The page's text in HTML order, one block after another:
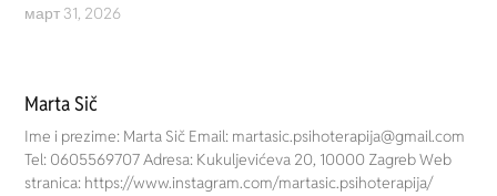
март 31, 2026
Marta Sič
Ime i prezime: Marta Sič Email: martasic.psihoterapija@gmail.com
Tel: 0605569707 Adresa: Kukuljevićeva 20, 10000 Zagreb Web
stranica: https://www.instagram.com/martasic.psihoterapija/